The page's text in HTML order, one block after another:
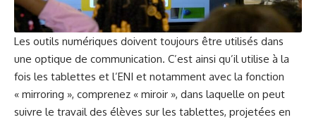
Les outils numériques doivent toujours être utilisés dans
une optique de communication. C’est ainsi qu’il utilise à la
fois les tablettes et l’ENI et notamment avec la fonction
« mirroring », comprenez « miroir », dans laquelle on peut
suivre le travail des élèves sur les tablettes, projetées en